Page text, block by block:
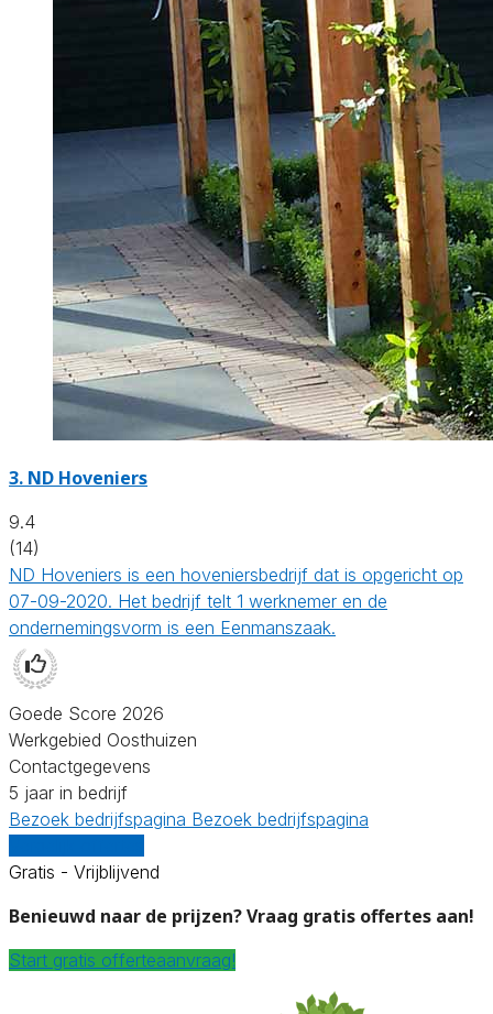
3. ND Hoveniers
9.4
(14)
ND Hoveniers is een hoveniersbedrijf dat is opgericht op
07-09-2020. Het bedrijf telt 1 werknemer en de
ondernemingsvorm is een Eenmanszaak.
Goede Score 2026
Werkgebied Oosthuizen
Contactgegevens
5 jaar in bedrijf
Bezoek bedrijfspagina Bezoek bedrijfspagina
Gratis - Vrijblijvend
Benieuwd naar de prijzen? Vraag gratis offertes aan!
Start gratis offerteaanvraag!